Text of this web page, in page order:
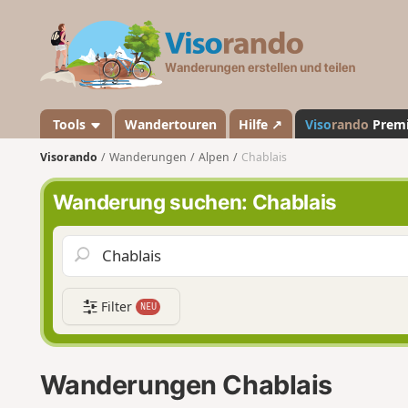
a
n
o
Tools Wandertouren Hilfe ↗ Visorando
Visorando Wanderungen Alpen Chablais
Wanderung suchen: Chablais
Filter NEU
Wanderungen Chablais